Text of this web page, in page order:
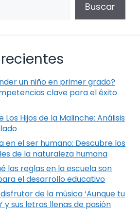
Buscar
un niño en primer grado?
clave para el éxito
Hijos de la Malinche: Análisis
en el ser humano: Descubre los
de la naturaleza humana
las reglas en la escuela son
el desarrollo educativo
de la música ‘Aunque tu
y sus letras llenas de pasión